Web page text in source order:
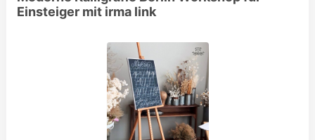
Einsteiger mit irma link